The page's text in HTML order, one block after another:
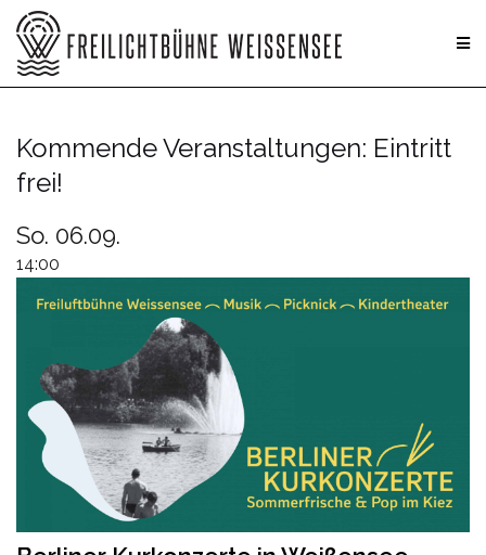
Zum
Inhalt
springen
Kommende Veranstaltungen: Eintritt
frei!
So. 06.09.
14:00